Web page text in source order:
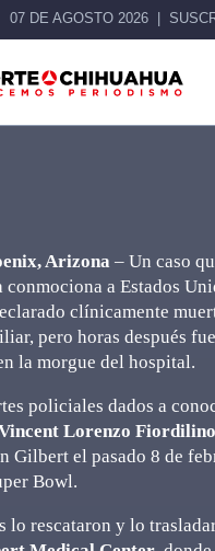
07 DE AGOSTO 2026
Arizona – Un caso
conmociona a Estados
clínicamente
pero horas después
la morgue del hospital.
policiales dados a
Lorenzo Fiordilino
Gilbert el pasado 8 de
Bowl.
lo rescataron y lo